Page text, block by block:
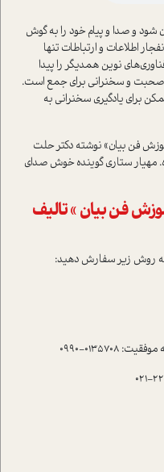
و صدا و پيام خود را به گوش
اطلاعات و ارتباطات تنها
نوين همديگر را پيدا
صحبت و سخنراني براي جمع است.
براي يادگيري سخنراني به
فن بيان» نوشته دکتر حلت
ستاري گوينده خوش صداي
فن بيان » تاليف
سه روش زير سفارش دهيد:
0990